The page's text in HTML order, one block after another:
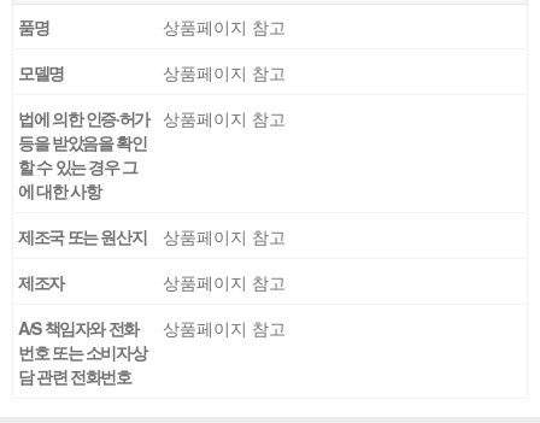
품명
상품페이지 참고
모델명
상품페이지 참고
법에 의한 인증·허가
등을 받았음을 확인
할 수 있는 경우 그
에 대한 사항
상품페이지 참고
제조국 또는 원산지
상품페이지 참고
제조자
상품페이지 참고
A/S 책임자와 전화
번호 또는 소비자상
담 관련 전화번호
상품페이지 참고